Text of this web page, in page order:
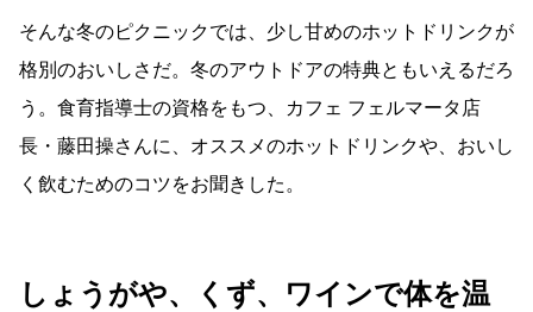
そんな冬のピクニックでは、少し甘めのホットドリンクが
格別のおいしさだ。冬のアウトドアの特典ともいえるだろ
う。食育指導士の資格をもつ、カフェ フェルマータ店
長・藤田操さんに、オススメのホットドリンクや、おいし
く飲むためのコツをお聞きした。
しょうがや、くず、ワインで体を温